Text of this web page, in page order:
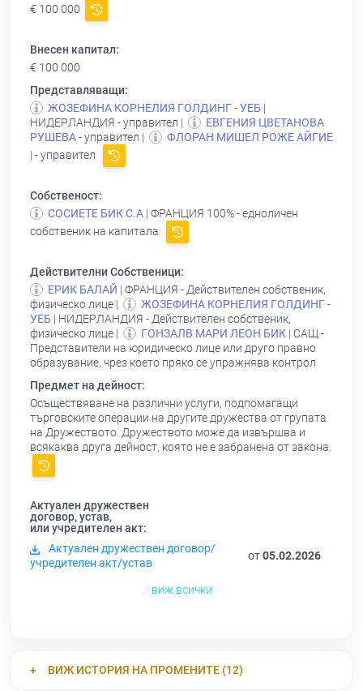
€ 100 000
Внесен капитал:
€ 100 000
Представляващи:
ЖОЗЕФИНА КОРНЕЛИЯ ГОЛДИНГ - УЕБ |
НИДЕРЛАНДИЯ - управител |
ЕВГЕНИЯ ЦВЕТАНОВА
РУШЕВА- управител |
ФЛОРАН МИШЕЛ РОЖЕ АЙГИЕ
| - управител
Собственост:
СОСИЕТЕ БИК С.А | ФРАНЦИЯ 100% - едноличен
собственик на капитала
Действителни Собственици:
ЕРИК БАЛАЙ | ФРАНЦИЯ - Действителен собственик,
физическо лице |
ЖОЗЕФИНА КОРНЕЛИЯ ГОЛДИНГ -
УЕБ | НИДЕРЛАНДИЯ - Действителен собственик,
физическо лице |
ГОНЗАЛВ МАРИ ЛЕОН БИК | САЩ -
Представители на юридическо лице или друго правно
образувание, чрез което пряко се упражнява контрол
Предмет на дейност:
Осъществяване на различни услуги, подпомагащи
търговските операции на другите дружества от групата
на Дружеството. Дружеството може да извършва и
всякаква друга дейност, която не е забранена от закона.
Актуален дружествен
договор, устав,
или учредителен акт:
Актуален дружествен договор/
учредителен акт/устав
от05.02.2026
виж всички
ВИЖ ИСТОРИЯ НА ПРОМЕНИТЕ (12)